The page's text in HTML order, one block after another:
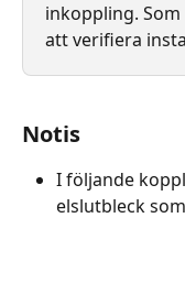
inkoppling.
att verifiera
Notis
I följande
elslutbleck